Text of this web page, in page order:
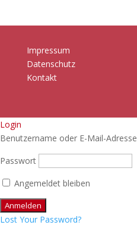
Impressum
Datenschutz
Kontakt
Login
Benutzername oder E-Mail-Adresse
Passwort
Angemeldet bleiben
Lost Your Password?